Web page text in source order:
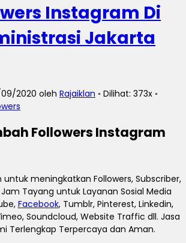
Instagram Di
Jakarta
2020 oleh Rajaiklan ◦ Dilihat: 373x ◦
Followers Instagram
untuk meningkatkan Followers, Subscriber,
Tayang untuk Layanan Sosial Media
Facebook, Tumblr, Pinterest, Linkedin,
Soundcloud, Website Traffic dll. Jasa
Terlengkap Terpercaya dan Aman.